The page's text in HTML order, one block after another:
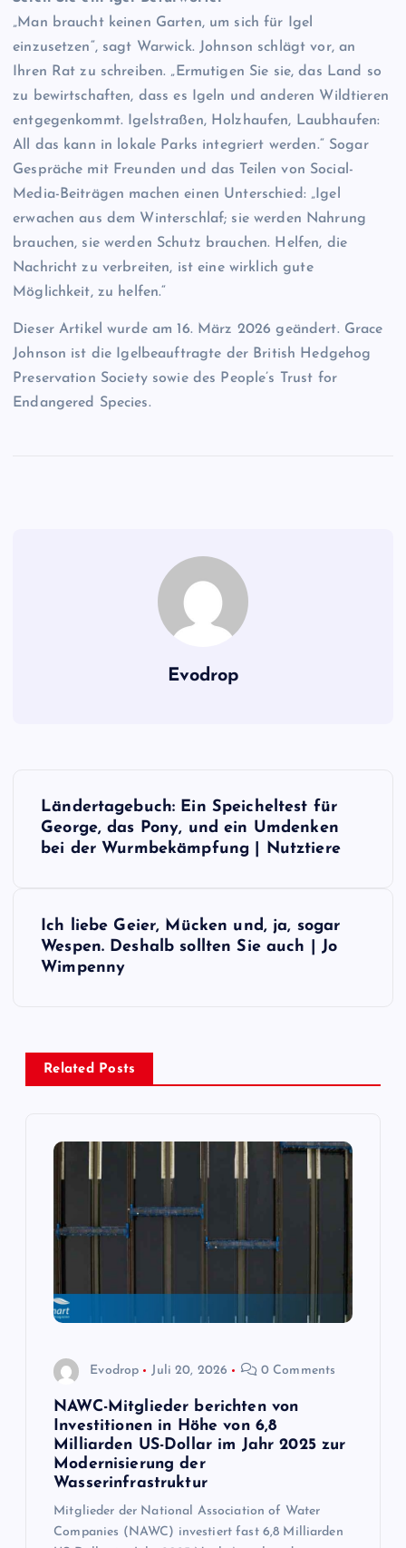
„Man braucht keinen Garten, um sich für Igel
einzusetzen“, sagt Warwick. Johnson schlägt vor, an
Ihren Rat zu schreiben. „Ermutigen Sie sie, das Land so
zu bewirtschaften, dass es Igeln und anderen Wildtieren
entgegenkommt. Igelstraßen, Holzhaufen, Laubhaufen:
All das kann in lokale Parks integriert werden.“ Sogar
Gespräche mit Freunden und das Teilen von Social-
Media-Beiträgen machen einen Unterschied: „Igel
erwachen aus dem Winterschlaf; sie werden Nahrung
brauchen, sie werden Schutz brauchen. Helfen, die
Nachricht zu verbreiten, ist eine wirklich gute
Möglichkeit, zu helfen.“
Dieser Artikel wurde am 16. März 2026 geändert. Grace
Johnson ist die Igelbeauftragte der British Hedgehog
Preservation Society sowie des People’s Trust for
Endangered Species.
Evodrop
g
Ländertagebuch: Ein Speicheltest für
George, das Pony, und ein Umdenken
bei der Wurmbekämpfung | Nutztiere
Ich liebe Geier, Mücken und, ja, sogar
Wespen. Deshalb sollten Sie auch | Jo
Wimpenny
Related Posts
Evodrop Juli 20, 2026 0 Comments
NAWC-Mitglieder berichten von
Investitionen in Höhe von 6,8
Milliarden US-Dollar im Jahr 2025 zur
Modernisierung der
Wasserinfrastruktur
Mitglieder der National Association of Water
Companies (NAWC) investiert fast 6,8 Milliarden